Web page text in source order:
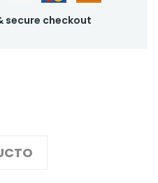
secure checkout